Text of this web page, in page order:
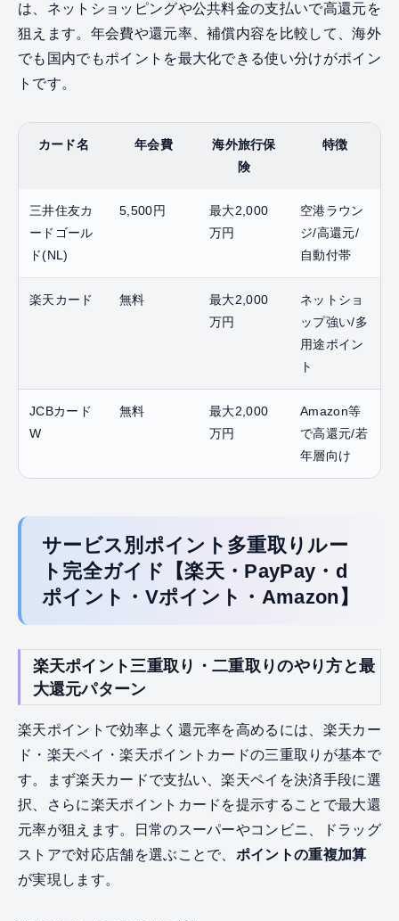
は、ネットショッピングや公共料金の支払いで高還元を
狙えます。年会費や還元率、補償内容を比較して、海外
でも国内でもポイントを最大化できる使い分けがポイン
トです。
カード名 年会費
海外旅行保
険
特徴
三井住友カ
ードゴール
ド(NL)
5,500円
最大2,000
万円
空港ラウン
ジ/高還元/
自動付帯
楽天カード 無料
最大2,000
万円
ネットショ
ップ強い/多
用途ポイン
ト
JCBカード
W
無料
最大2,000
万円
Amazon等
で高還元/若
年層向け
サービス別ポイント多重取りルー
ト完全ガイド【楽天・PayPay・d
ポイント・Vポイント・Amazon】
楽天ポイント三重取り・二重取りのやり方と最
大還元パターン
楽天ポイントで効率よく還元率を高めるには、楽天カー
ド・楽天ペイ・楽天ポイントカードの三重取りが基本で
す。まず楽天カードで支払い、楽天ペイを決済手段に選
択、さらに楽天ポイントカードを提示することで最大還
元率が狙えます。日常のスーパーやコンビニ、ドラッグ
ストアで対応店舗を選ぶことで、 ポイントの重複加算
が実現します。